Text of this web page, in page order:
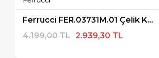
Ferrucci FER.03731M.01 Çelik Kordon Kadın Kol Saati
2.939,30 TL
4.199,00 TL